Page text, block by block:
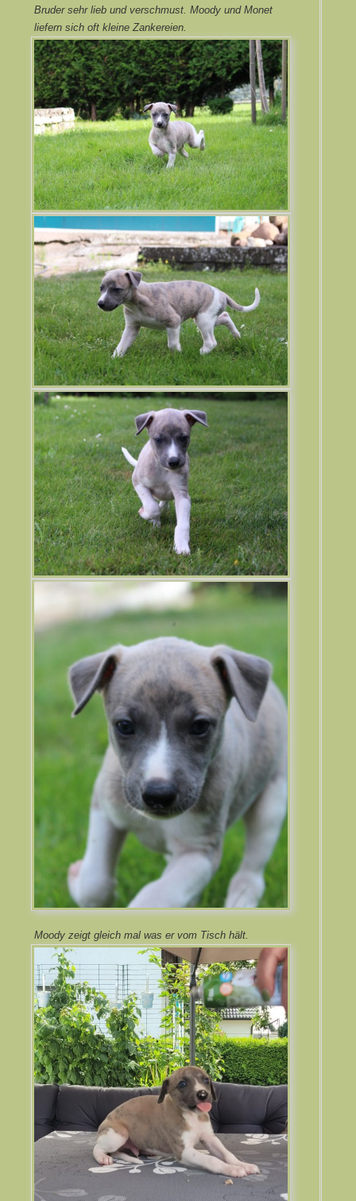
Bruder sehr lieb und verschmust. Moody und Monet
liefern sich oft kleine Zankereien.
Moody zeigt gleich mal was er vom Tisch hält.